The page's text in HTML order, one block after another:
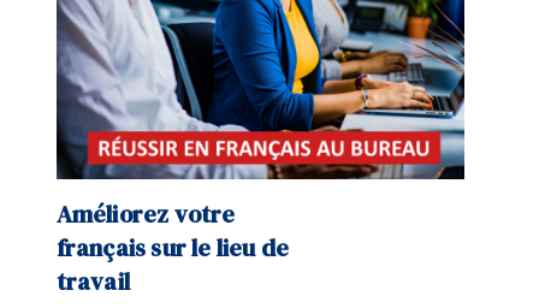
Améliorez votre
français sur le lieu de
travail